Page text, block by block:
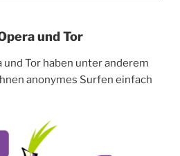
und Tor
und Tor haben unter anderem
anonymes Surfen einfach